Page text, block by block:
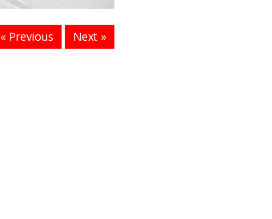
« Previous Next »